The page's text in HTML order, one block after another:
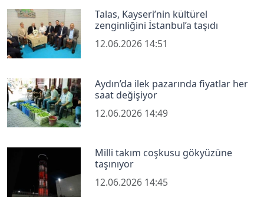
Talas, Kayseri’nin kültürel
zenginliğini İstanbul’a taşıdı
12.06.2026 14:51
Aydın’da ilek pazarında fiyatlar her
saat değişiyor
12.06.2026 14:49
Milli takım coşkusu gökyüzüne
taşınıyor
12.06.2026 14:45